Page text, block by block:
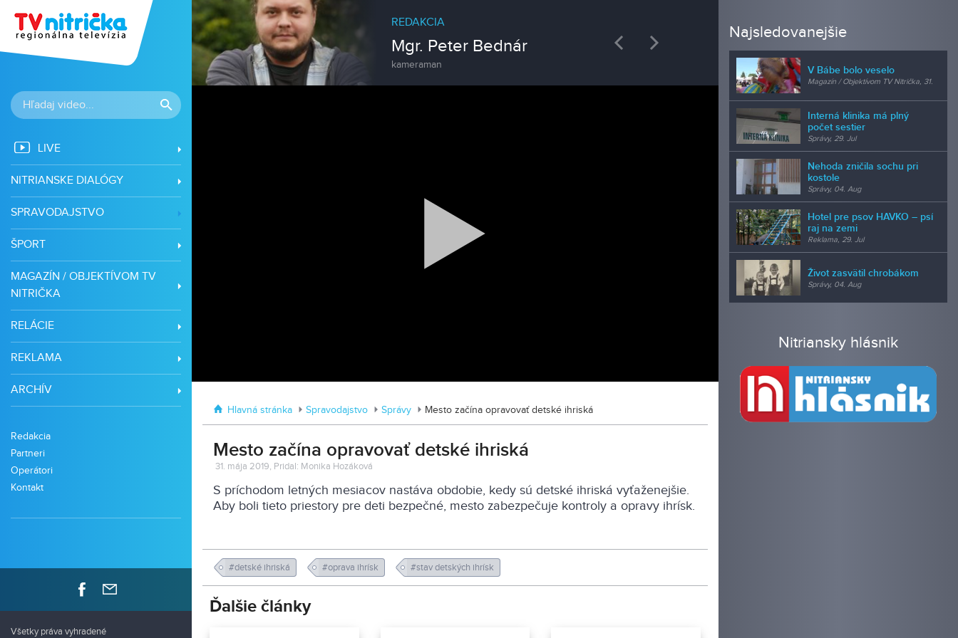
LIVE
NITRIANSKE DIALÓGY
SPRAVODAJSTVO
ŠPORT
MAGAZÍN / OBJEKTÍVOM TV
NITRIČKA
RELÁCIE
REKLAMA
ARCHÍV
Redakcia
Partneri
Operátori
Kontakt
Všetky práva vyhradené
Previous
REDAKCIA
Mgr. Peter Bednár
kameraman
Mgr.
Next
Traktormánia 2025 s pozvánkou
Hlavná stránka Spravodajstvo Správy Mesto začína opravovať detské ihriská
Mesto začína opravovať detské ihriská
31. mája 2019, Pridal: Monika Hozáková
S príchodom letných mesiacov nastáva obdobie, kedy sú detské ihriská vyťaženejšie.
Aby boli tieto priestory pre deti bezpečné, mesto zabezpečuje kontroly a opravy ihrísk.
#detské ihriská #oprava ihrísk #stav detských ihrísk
Ďalšie články
Najsledovanejšie
V Bábe bolo veselo
Magazín / Objektívom TV Nitrička, 31.
Interná klinika má plný
počet sestier
Správy, 29. Jul
Nehoda zničila sochu pri
kostole
Správy, 04. Aug
Hotel pre psov HAVKO – psí
raj na zemi
Reklama, 29. Jul
Život zasvätil chrobákom
Správy, 04. Aug
Nitriansky hlásnik